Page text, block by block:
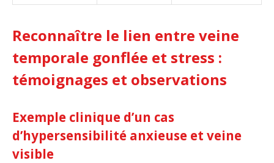
Reconnaître le lien entre veine
temporale gonflée et stress :
témoignages et observations
Exemple clinique d’un cas
d’hypersensibilité anxieuse et veine
visible